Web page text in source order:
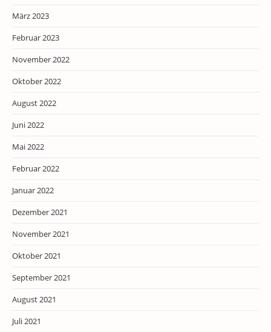
März 2023
Februar 2023
November 2022
Oktober 2022
August 2022
Juni 2022
Mai 2022
Februar 2022
Januar 2022
Dezember 2021
November 2021
Oktober 2021
September 2021
August 2021
Juli 2021